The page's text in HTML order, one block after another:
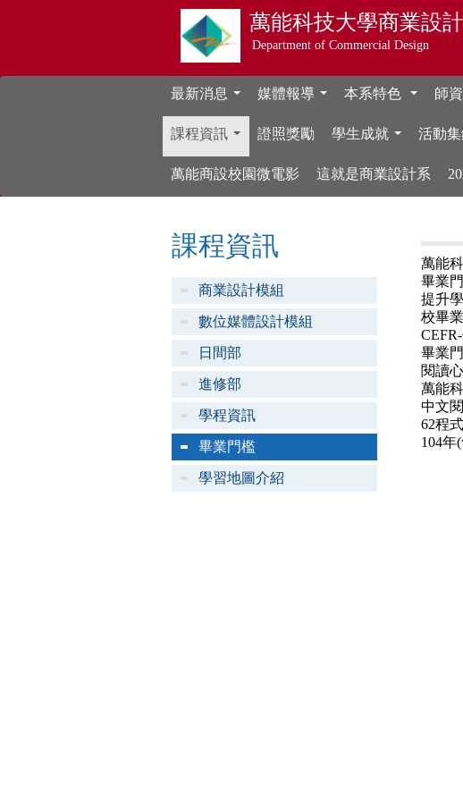
萬能科技大學商業設
Department of Commercial Design
最新消息 媒體報導 本系特色 師
課程資訊
證照獎勵 學生成就 活動
萬能商設校園微電影
這就是商業設計系
課程資訊
商業設計模組
數位媒體設計模組
日間部
進修部
學程資訊
畢業門檻
學習地圖介紹
萬能
畢業
提升
校畢
畢業
閱讀
萬能
中文
62程
104年